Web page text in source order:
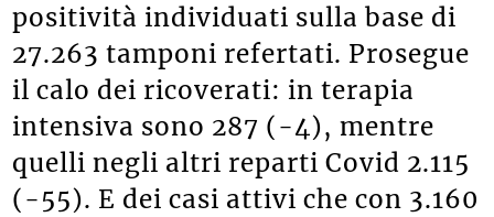
positività individuati sulla base di
27.263 tamponi refertati. Prosegue
il calo dei ricoverati: in terapia
intensiva sono 287 (-4), mentre
quelli negli altri reparti Covid 2.115
(-55). E dei casi attivi che con 3.160